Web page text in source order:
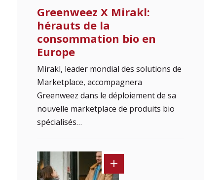
Greenweez X Mirakl:
hérauts de la
consommation bio en
Europe
Mirakl, leader mondial des solutions de
Marketplace, accompagnera
Greenweez dans le déploiement de sa
nouvelle marketplace de produits bio
spécialisés…